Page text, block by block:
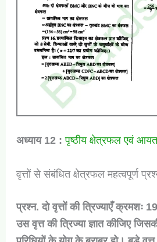
अध्याय 12 : पृष्ठीय क्षेत्रफल एवं
वृत्तों से संबंधित क्षेत्रफल महत्वपूर्ण
प्रश्न. दो वृत्तों की त्रिज्याएँ
उस वृत्त की त्रिज्या ज्ञात कीजिए